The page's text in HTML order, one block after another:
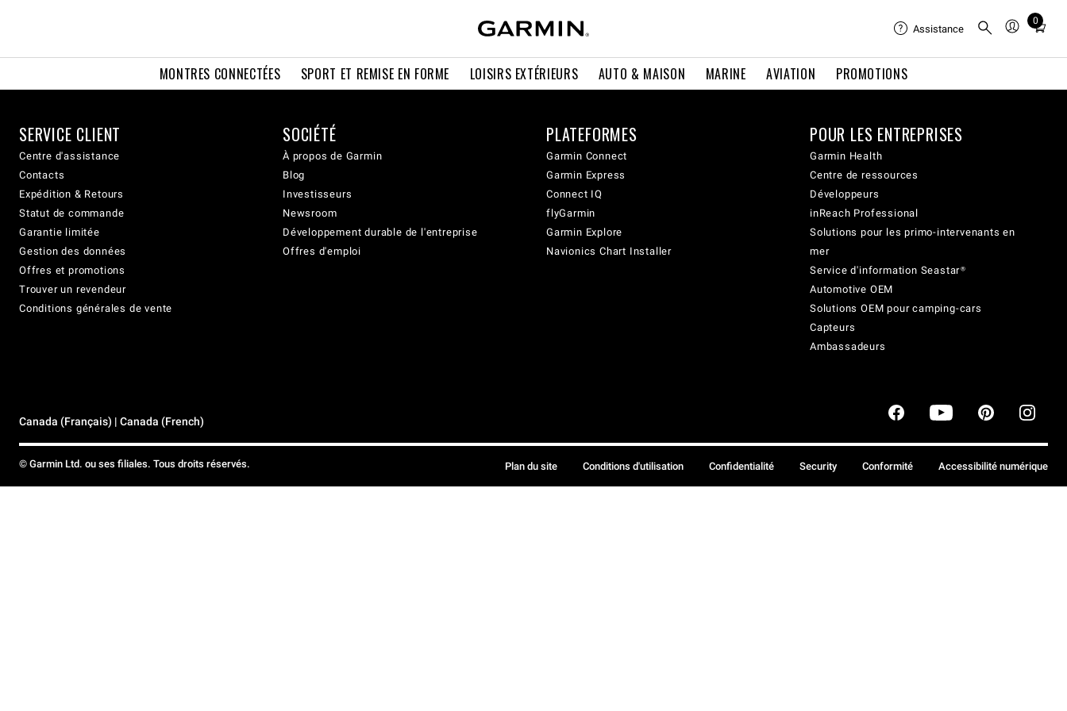
MONTRES CONNECTÉES SPORT ET REMISE EN FORME LOISIRS EXTÉRIEURS AUTO & MAISON MARINE AVIATION PROMOTIONS
Assistance
0
Total
in
SERVICE CLIENT
Centre d'assistance
Contacts
Expédition & Retours
Statut de commande
Garantie limitée
Gestion des données
Offres et promotions
Trouver un revendeur
Conditions générales de vente
SOCIÉTÉ
À propos de Garmin
Blog
Investisseurs
Newsroom
Développement durable de l'entreprise
Offres d'emploi
PLATEFORMES
Garmin Connect
Garmin Express
Connect IQ
flyGarmin
Garmin Explore
Navionics Chart Installer
POUR LES ENTREPRISES
Garmin Health
Centre de ressources
Développeurs
inReach Professional
Solutions pour les primo-intervenants en
mer
Service d'information Seastar®
Automotive OEM
Solutions OEM pour camping-cars
Capteurs
Ambassadeurs
Canada (Français) | Canada (French)
© Garmin Ltd. ou ses filiales. Tous droits réservés. Plan du site Conditions d'utilisation Confidentialité Security Conformité Accessibilité numérique